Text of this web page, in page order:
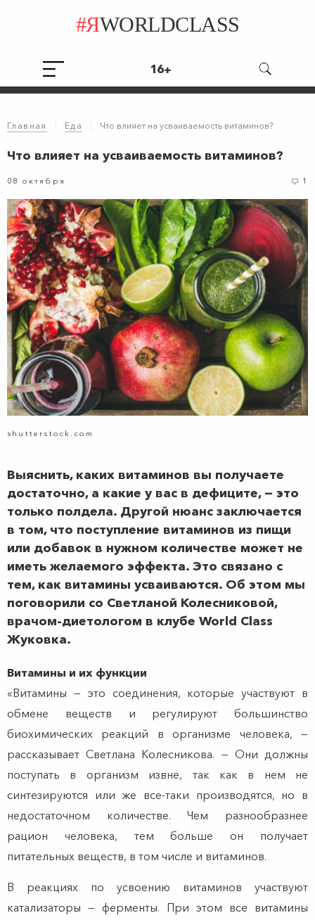
#ЯWORLDCLASS
16+
Главная | Еда | Что влияет на усваиваемость витаминов?
Что влияет на усваиваемость витаминов?
08 октября 1
shutterstock.com
Выяснить, каких витаминов вы получаете
достаточно, а какие у вас в дефиците, — это
только полдела. Другой нюанс заключается
в том, что поступление витаминов из пищи
или добавок в нужном количестве может не
иметь желаемого эффекта. Это связано с
тем, как витамины усваиваются. Об этом мы
поговорили со Светланой Колесниковой,
врачом-диетологом в клубе World Class
Жуковка.
Витамины и их функции
«Витамины — это соединения, которые участвуют в
обмене веществ и регулируют большинство
биохимических реакций в организме человека, —
рассказывает Светлана Колесникова. — Они должны
поступать в организм извне, так как в нем не
синтезируются или же все-таки производятся, но в
недостаточном количестве. Чем разнообразнее
рацион человека, тем больше он получает
питательных веществ, в том числе и витаминов.
В реакциях по усвоению витаминов участвуют
катализаторы — ферменты. При этом все витамины